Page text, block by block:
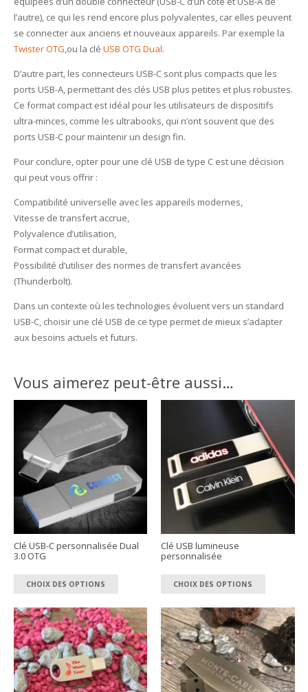
l’autre), ce qui les rend encore plus polyvalentes, car elles peuvent
se connecter aux anciens et nouveaux appareils. Par exemple la
Twister OTG,ou la clé USB OTG Dual.
D’autre part, les connecteurs USB-C sont plus compacts que les
ports USB-A, permettant des clés USB plus petites et plus robustes.
Ce format compact est idéal pour les utilisateurs de dispositifs
ultra-minces, comme les ultrabooks, qui n’ont souvent que des
ports USB-C pour maintenir un design fin.
Pour conclure, opter pour une clé USB de type C est une décision
qui peut vous offrir :
Compatibilité universelle avec les appareils modernes,
Vitesse de transfert accrue,
Polyvalence d’utilisation,
Format compact et durable,
Possibilité d’utiliser des normes de transfert avancées
(Thunderbolt).
Dans un contexte où les technologies évoluent vers un standard
USB-C, choisir une clé USB de ce type permet de mieux s’adapter
aux besoins actuels et futurs.
Vous aimerez peut-être aussi…
Clé USB-C personnalisée Dual
3.0 OTG
CHOIX DES OPTIONS
a
plusieurs
variations.
Les
options
peuvent
Clé USB lumineuse
personnalisée
CHOIX DES OPTIONS
a
Les
options
peuvent